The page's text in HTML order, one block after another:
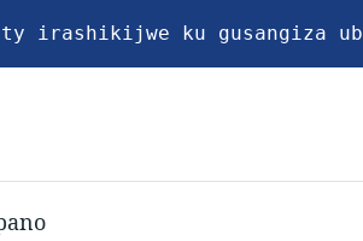
irashikijwe ku gusangiza